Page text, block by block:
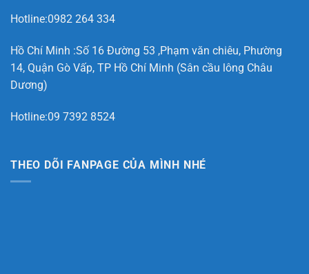
Hotline:0982 264 334
Hồ Chí Minh :Số 16 Đường 53 ,Phạm văn chiêu, Phường
14, Quận Gò Vấp, TP Hồ Chí Minh (Sân cầu lông Châu
Dương)
Hotline:09 7392 8524
THEO DÕI FANPAGE CỦA MÌNH NHÉ